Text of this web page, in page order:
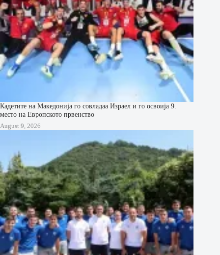
Кадетите на Македонија го совладаа Израел и го освоија 9.
место на Европското првенство
August 9, 2026